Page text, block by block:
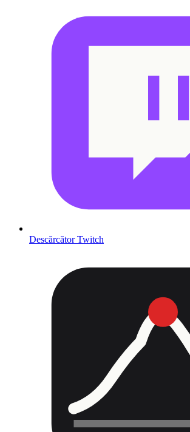
Descărcător Twitch